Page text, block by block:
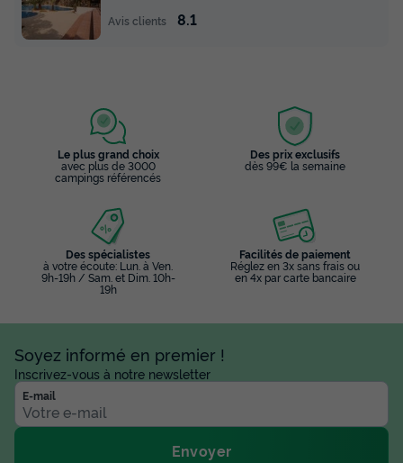
Avis clients
8.1
Le plus grand choix
avec plus de 3000
campings référencés
Des prix exclusifs
dès 99€ la semaine
Des spécialistes
à votre écoute: Lun. à Ven.
9h-19h / Sam. et Dim. 10h-
19h
Facilités de paiement
Réglez en 3x sans frais ou
en 4x par carte bancaire
Soyez informé en premier !
Inscrivez-vous à notre newsletter
E-mail
Envoyer